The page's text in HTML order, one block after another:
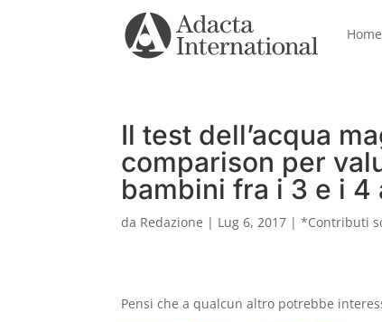
Home
Il test dell’acqua
comparison per
bambini fra i 3 e i 4
da Redazione | Lug 6, 2017 |*Contributi
Pensi che a qualcun altro potrebbe